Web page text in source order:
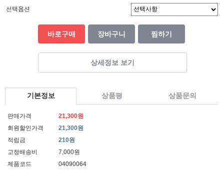
선택옵션
바로구매 장바구니 찜하기
상세정보 보기
기본정보 상품평 상품문의
판매가격
21,300원
회원할인가격
21,300원
적립금
210원
고정배송비
7,000원
제품코드
04090064